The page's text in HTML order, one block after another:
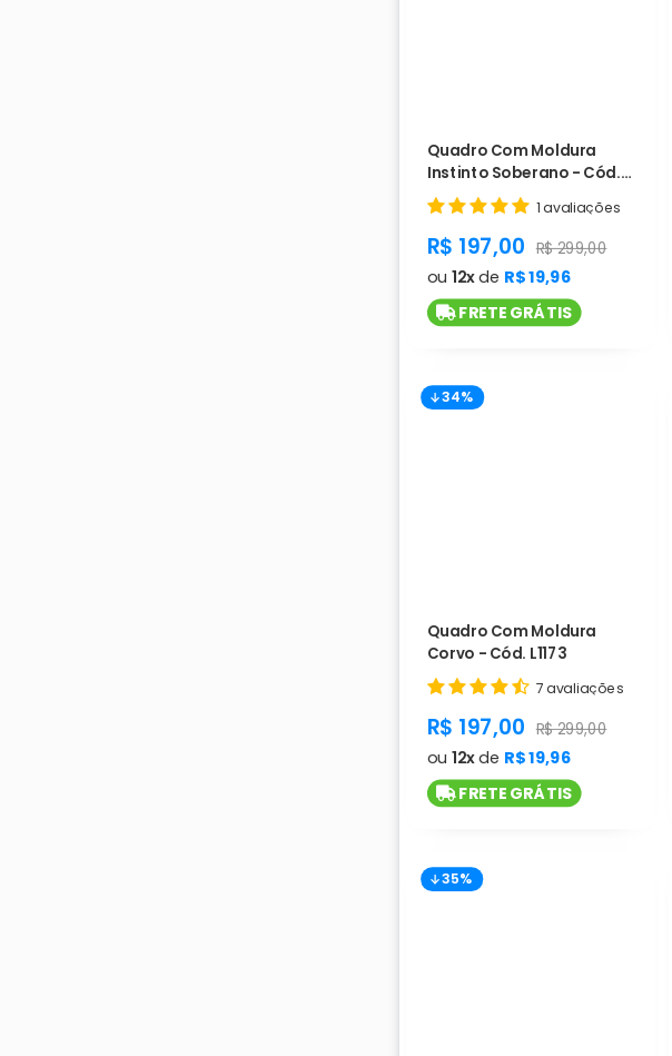
Quadro Com Moldura
Instinto Soberano - Cód.
L1177
1 avaliações
R$ 197,00 R$ 299,00
ou 12xde R$ 19,96
FRETE GRÁTIS
34%
Quadro Com Moldura
Corvo - Cód. L1173
7 avaliações
R$ 197,00 R$ 299,00
ou 12xde R$ 19,96
FRETE GRÁTIS
35%